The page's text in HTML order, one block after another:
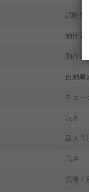
試験周
動作温
動作温
自動車
チョー
長さ
最大直
高さ
規格 /